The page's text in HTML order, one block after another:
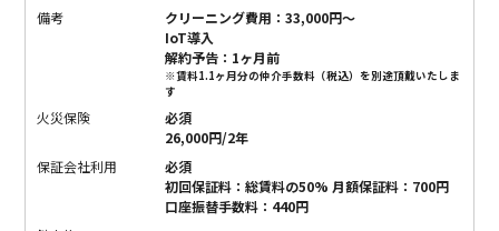
備考
クリーニング費用：33,000円～
IoT導入
解約予告：1ヶ月前
※賃料1.1ヶ月分の仲介手数料（税込）を別途頂戴いたしま
す
火災保険
必須
26,000円/2年
保証会社利用
必須
初回保証料：総賃料の50% 月額保証料：700円
口座振替手数料：440円